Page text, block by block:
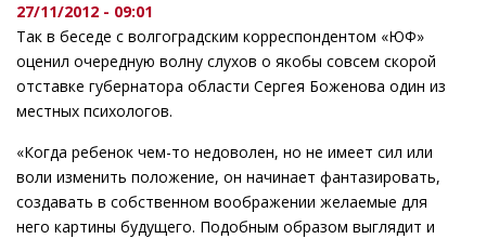
27/11/2012 - 09:01
Так в беседе с волгоградским корреспондентом «ЮФ»
оценил очередную волну слухов о якобы совсем скорой
отставке губернатора области Сергея Боженова один из
местных психологов.
«Когда ребенок чем-то недоволен, но не имеет сил или
воли изменить положение, он начинает фантазировать,
создавать в собственном воображении желаемые для
него картины будущего. Подобным образом выглядит и